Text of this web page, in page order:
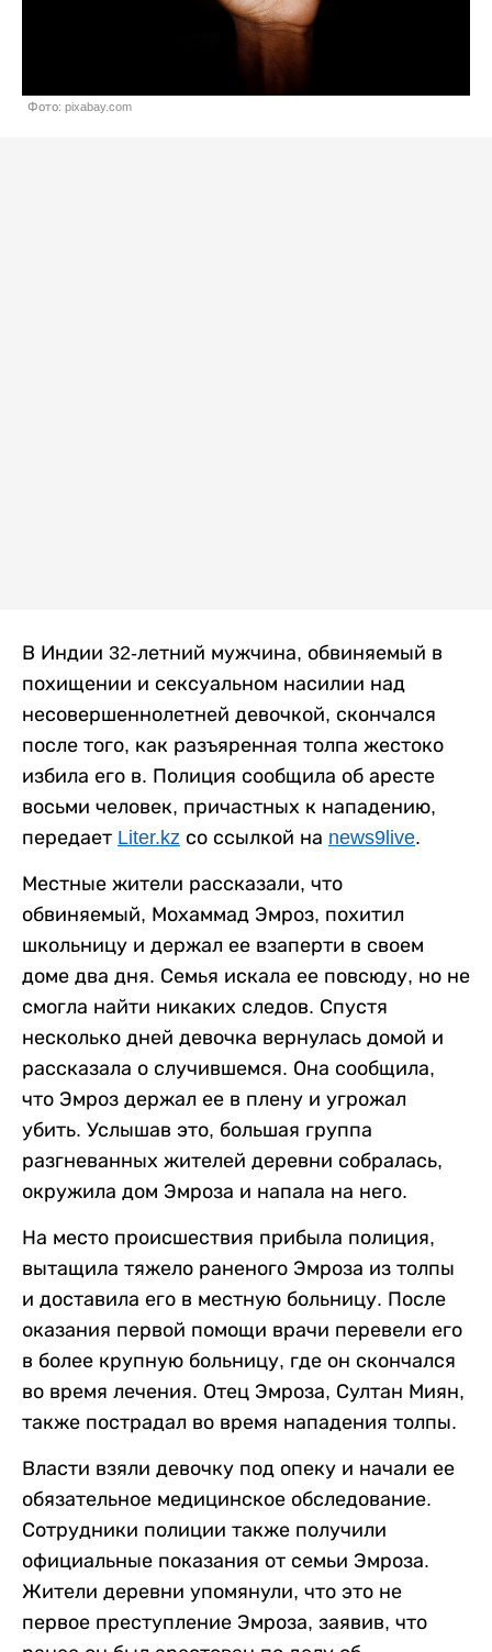
Фото: pixabay.com
В Индии 32-летний мужчина, обвиняемый в
похищении и сексуальном насилии над
несовершеннолетней девочкой, скончался
после того, как разъяренная толпа жестоко
избила его в. Полиция сообщила об аресте
восьми человек, причастных к нападению,
передает Liter.kz со ссылкой на news9live.
Местные жители рассказали, что
обвиняемый, Мохаммад Эмроз, похитил
школьницу и держал ее взаперти в своем
доме два дня. Семья искала ее повсюду, но не
смогла найти никаких следов. Спустя
несколько дней девочка вернулась домой и
рассказала о случившемся. Она сообщила,
что Эмроз держал ее в плену и угрожал
убить. Услышав это, большая группа
разгневанных жителей деревни собралась,
окружила дом Эмроза и напала на него.
На место происшествия прибыла полиция,
вытащила тяжело раненого Эмроза из толпы
и доставила его в местную больницу. После
оказания первой помощи врачи перевели его
в более крупную больницу, где он скончался
во время лечения. Отец Эмроза, Султан Миян,
также пострадал во время нападения толпы.
Власти взяли девочку под опеку и начали ее
обязательное медицинское обследование.
Сотрудники полиции также получили
официальные показания от семьи Эмроза.
Жители деревни упомянули, что это не
первое преступление Эмроза, заявив, что